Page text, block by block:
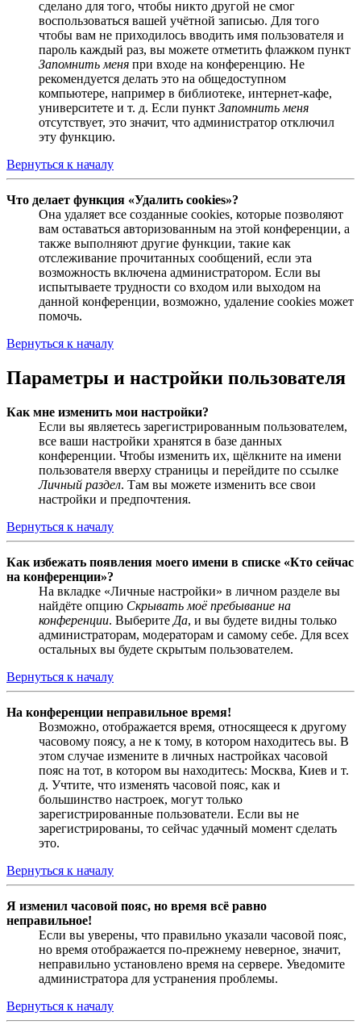
сделано для того, чтобы никто другой не смог
воспользоваться вашей учётной записью. Для того
чтобы вам не приходилось вводить имя пользователя и
пароль каждый раз, вы можете отметить флажком пункт
Запомнить меня при входе на конференцию. Не
рекомендуется делать это на общедоступном
компьютере, например в библиотеке, интернет-кафе,
университете и т. д. Если пункт Запомнить меня
отсутствует, это значит, что администратор отключил
эту функцию.
Вернуться к началу
Что делает функция «Удалить cookies»?
Она удаляет все созданные cookies, которые позволяют
вам оставаться авторизованным на этой конференции, а
также выполняют другие функции, такие как
отслеживание прочитанных сообщений, если эта
возможность включена администратором. Если вы
испытываете трудности со входом или выходом на
данной конференции, возможно, удаление cookies может
помочь.
Вернуться к началу
Параметры и настройки пользователя
Как мне изменить мои настройки?
Если вы являетесь зарегистрированным пользователем,
все ваши настройки хранятся в базе данных
конференции. Чтобы изменить их, щёлкните на имени
пользователя вверху страницы и перейдите по ссылке
Личный раздел. Там вы можете изменить все свои
настройки и предпочтения.
Вернуться к началу
Как избежать появления моего имени в списке «Кто сейчас
на конференции»?
На вкладке «Личные настройки» в личном разделе вы
найдёте опцию Скрывать моё пребывание на
конференции. Выберите Да, и вы будете видны только
администраторам, модераторам и самому себе. Для всех
остальных вы будете скрытым пользователем.
Вернуться к началу
На конференции неправильное время!
Возможно, отображается время, относящееся к другому
часовому поясу, а не к тому, в котором находитесь вы. В
этом случае измените в личных настройках часовой
пояс на тот, в котором вы находитесь: Москва, Киев и т.
д. Учтите, что изменять часовой пояс, как и
большинство настроек, могут только
зарегистрированные пользователи. Если вы не
зарегистрированы, то сейчас удачный момент сделать
это.
Вернуться к началу
Я изменил часовой пояс, но время всё равно
неправильное!
Если вы уверены, что правильно указали часовой пояс,
но время отображается по-прежнему неверное, значит,
неправильно установлено время на сервере. Уведомите
администратора для устранения проблемы.
Вернуться к началу